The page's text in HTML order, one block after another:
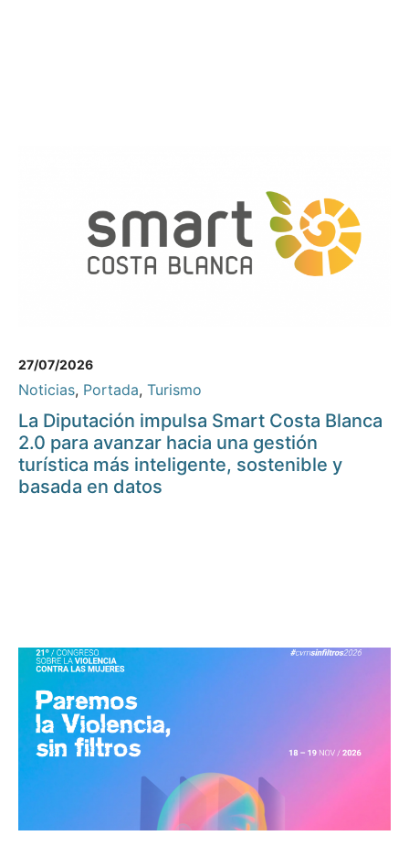
27/07/2026
Noticias, Portada, Turismo
La Diputación impulsa Smart Costa Blanca
2.0 para avanzar hacia una gestión
turística más inteligente, sostenible y
basada en datos